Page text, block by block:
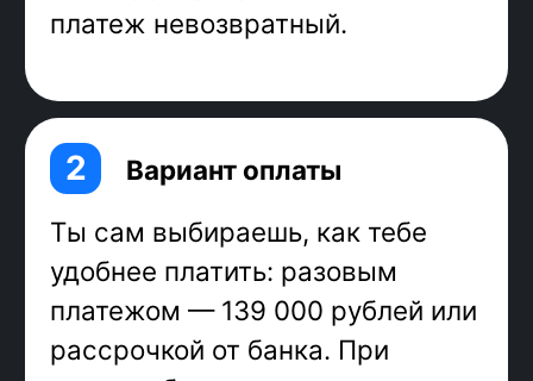
backend, так и frontend. В России
20% всех разработчиков
программируют на JavaScript.
Более 97% веб-приложений в мире
используют JavaScript в качестве
фронтенд-языка, в том числе
YouTube, Facebook, Amazon, eBay,
Frontend-разработчики на
JavaScript — востребованные
специалисты, которые могут влиять